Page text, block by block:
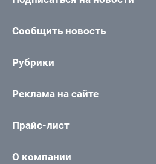
Сообщить новость
Рубрики
Реклама на сайте
Прайс-лист
О компании